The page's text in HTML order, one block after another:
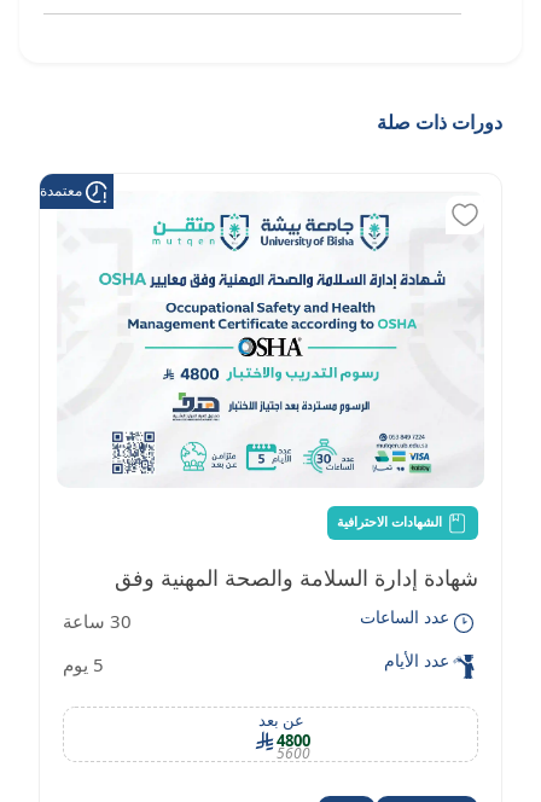
دورات ذات صلة
الشهادات الاحترافية
معتمدة من
شهادة إدارة السلامة والصحة المهنية وفق
معايير OSHA
عدد الساعات 30 ساعة
عدد الأيام 5 يوم
عن بعد
4800
5600